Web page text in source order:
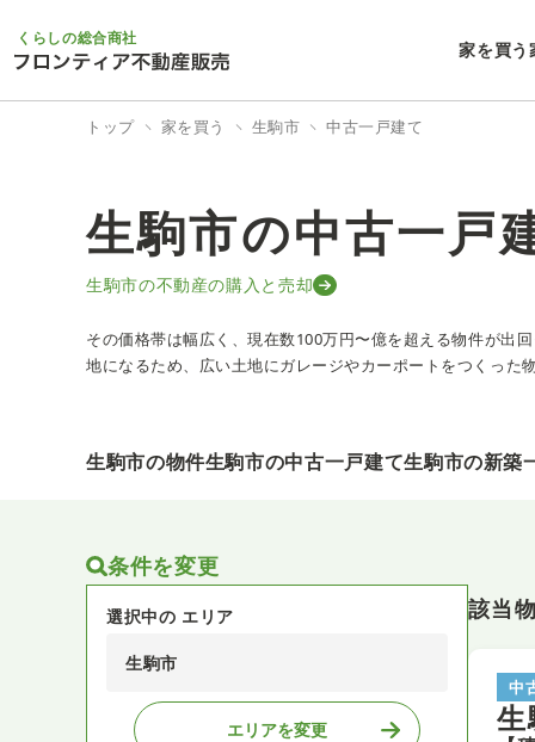
くらしの総合商社
家を買う
トップ 家を買う 生駒市 中古一戸建て
生駒市の中古一戸
生駒市の不動産の購入と売却
その価格帯は幅広く、現在数100万円〜億を超える物件が出
地になるため、広い土地にガレージやカーポートをつくっ
生駒市の物件生駒市の中古一戸建て生駒市の新築
条件を変更
選択中の エリア
生駒市
エリアを変更
該当
中